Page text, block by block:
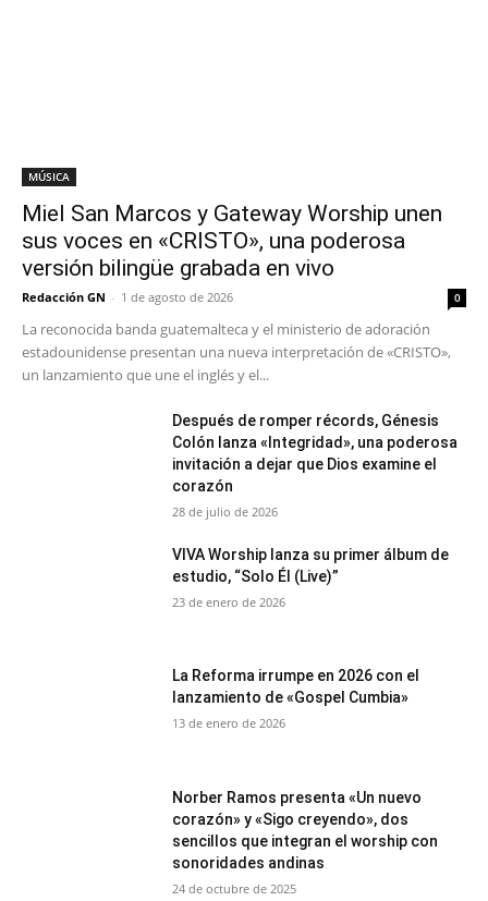
MÚSICA
Miel San Marcos y Gateway Worship unen
sus voces en «CRISTO», una poderosa
versión bilingüe grabada en vivo
Redacción GN - 1 de agosto de 2026 0
La reconocida banda guatemalteca y el ministerio de adoración
estadounidense presentan una nueva interpretación de «CRISTO»,
un lanzamiento que une el inglés y el...
Después de romper récords, Génesis
Colón lanza «Integridad», una poderosa
invitación a dejar que Dios examine el
corazón
28 de julio de 2026
VIVA Worship lanza su primer álbum de
estudio, “Solo Él (Live)”
23 de enero de 2026
La Reforma irrumpe en 2026 con el
lanzamiento de «Gospel Cumbia»
13 de enero de 2026
Norber Ramos presenta «Un nuevo
corazón» y «Sigo creyendo», dos
sencillos que integran el worship con
sonoridades andinas
24 de octubre de 2025